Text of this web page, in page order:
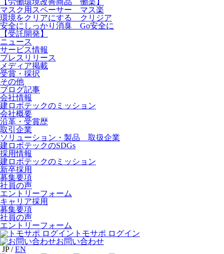
【労働環境改善商品 働楽】
マスク用スペーサー マス楽
環境をクリアにする クリジア
安全にしっかり消臭 Go安全に
【受託開発】
ニュース
サービス情報
プレスリリース
メディア掲載
受賞・採択
その他
ブログ記事
会社情報
建ロボテックのミッション
会社概要
沿革・受賞歴
取引企業
ソリューション・製品 取扱企業
建ロボテックのSDGs
採用情報
建ロボテックのミッション
新卒採用
募集要項
社員の声
エントリーフォーム
キャリア採用
募集要項
社員の声
エントリーフォーム
トモサポ ログイン
お問い合わせ
JP/EN